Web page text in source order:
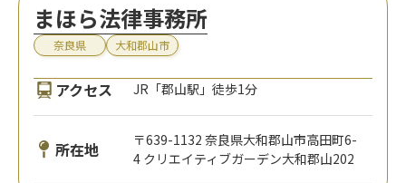
まほら法律事務所
奈良県 大和郡山市
アクセス JR「郡山駅」徒歩1分
所在地
〒639-1132 奈良県大和郡山市高田町6-
4 クリエイティブガーデン大和郡山202